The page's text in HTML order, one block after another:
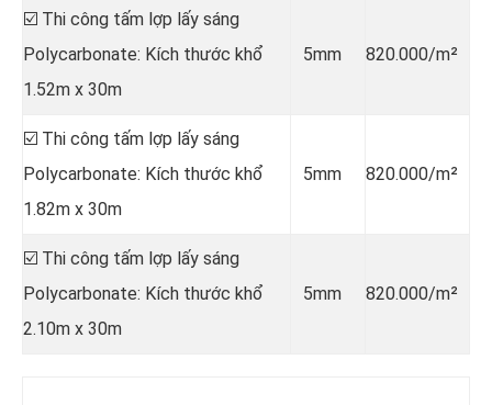
☑️ Thi công tấm lợp lấy sáng
Polycarbonate: Kích thước khổ
1.52m x 30m
5mm 820.000/m²
☑️ Thi công tấm lợp lấy sáng
Polycarbonate: Kích thước khổ
1.82m x 30m
5mm 820.000/m²
☑️ Thi công tấm lợp lấy sáng
Polycarbonate: Kích thước khổ
2.10m x 30m
5mm 820.000/m²